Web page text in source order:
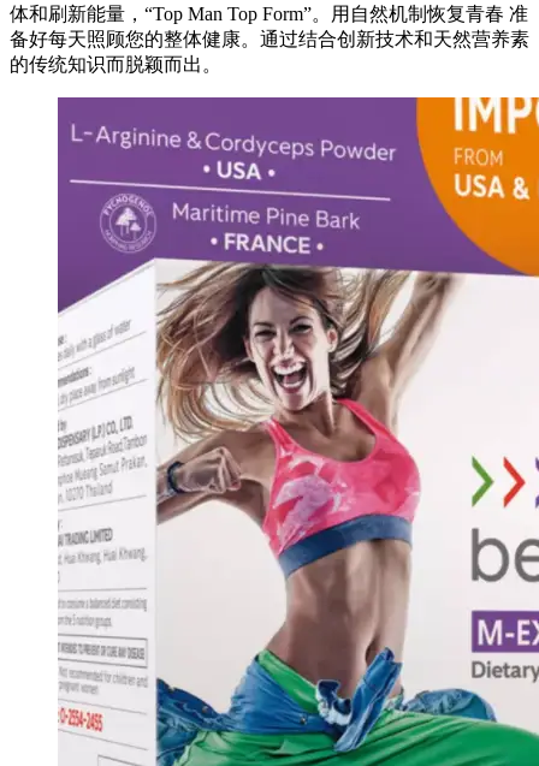
体和刷新能量，“Top Man Top Form”。用自然机制恢复青春 准
备好每天照顾您的整体健康。通过结合创新技术和天然营养素
的传统知识而脱颖而出。